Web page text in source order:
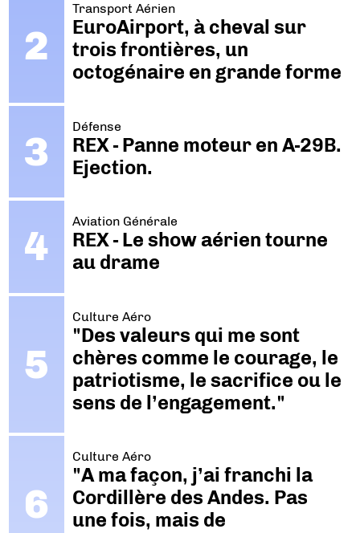
Transport Aérien
EuroAirport, à cheval sur
trois frontières, un
octogénaire en grande forme
Défense
REX - Panne moteur en A-29B.
Ejection.
Aviation Générale
REX - Le show aérien tourne
au drame
Culture Aéro
"Des valeurs qui me sont
chères comme le courage, le
patriotisme, le sacrifice ou le
sens de l’engagement."
Culture Aéro
"A ma façon, j’ai franchi la
Cordillère des Andes. Pas
une fois, mais de